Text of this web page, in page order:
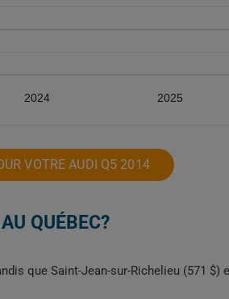
2024 2025
VOTRE AUDI Q5 2014
QUÉBEC?
que Saint-Jean-sur-Richelieu (571 $)